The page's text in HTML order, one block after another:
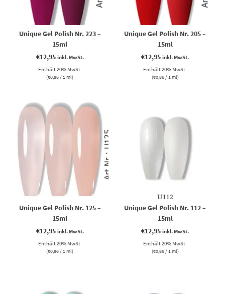
Unique Gel Polish Nr. 223 –
15ml
€12,95 inkl. MwSt.
Enthält 20% MwSt.
(€0,86/ 1 ml)
Unique Gel Polish Nr. 205 –
15ml
€12,95 inkl. MwSt.
Enthält 20% MwSt.
(€0,86/ 1 ml)
Unique Gel Polish Nr. 125 –
15ml
€12,95 inkl. MwSt.
Enthält 20% MwSt.
(€0,86/ 1 ml)
Unique Gel Polish Nr. 112 –
15ml
€12,95 inkl. MwSt.
Enthält 20% MwSt.
(€0,86/ 1 ml)